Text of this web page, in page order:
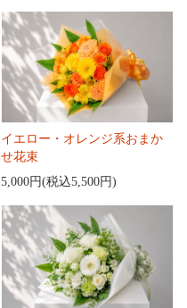
イエロー・オレンジ系おまか
せ花束
5,000円(税込5,500円)